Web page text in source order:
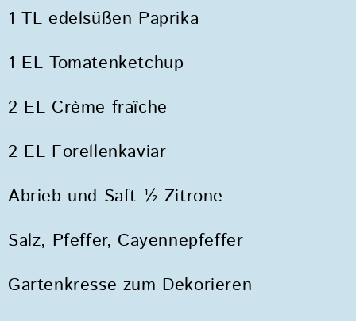
1 TL edelsüßen Paprika
1 EL Tomatenketchup
2 EL Crème fraîche
2 EL Forellenkaviar
Abrieb und Saft ½ Zitrone
Salz, Pfeffer, Cayennepfeffer
Gartenkresse zum Dekorieren